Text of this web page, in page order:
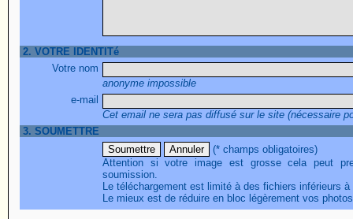
2. VOTRE IDENTITé
Votre nom
anonyme impossible
e-mail
Cet email ne sera pas diffusé sur le site (nécessaire
3. SOUMETTRE
(* champs obligatoires)
Attention si votre image est grosse cela peut
soumission.
Le téléchargement est limité à des fichiers inférieurs
Le mieux est de réduire en bloc légèrement vos